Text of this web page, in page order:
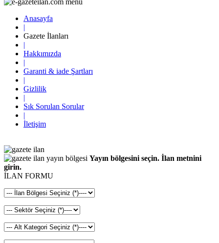
Anasayfa
|
Gazete İlanları
|
Hakkımızda
|
Garanti & iade Şartları
|
Gizlilik
|
Sık Sorulan Sorular
|
İletişim
Yayın bölgesini seçin. İlan metnini
girin.
İLAN FORMU